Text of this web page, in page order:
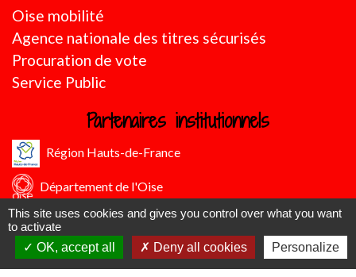
Oise mobilité
Agence nationale des titres sécurisés
Procuration de vote
Service Public
Partenaires institutionnels
Région Hauts-de-France
Département de l'Oise
CC Oise Picarde
Préfecture de l'Oise
This site uses cookies and gives you control over what you want
to activate
OK, accept all
Deny all cookies Personalize